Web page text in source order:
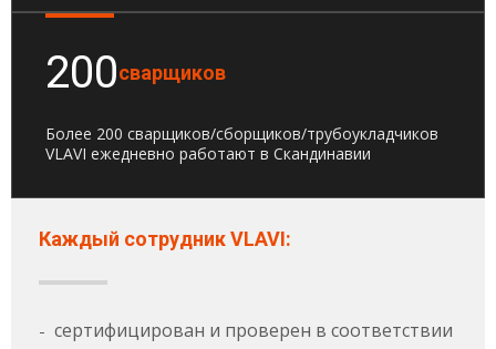
200сварщиков
Более 200 сварщиков/сборщиков/трубоукладчиков
VLAVI ежедневно работают в Скандинавии
Каждый сотрудник VLAVI:
- сертифицирован и проверен в соответствии